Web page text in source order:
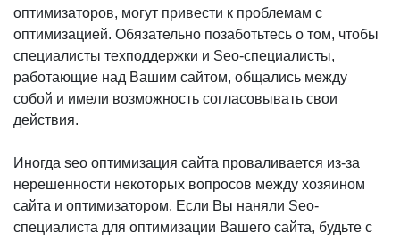
оптимизаторов, могут привести к проблемам с
оптимизацией. Обязательно позаботьтесь о том, чтобы
специалисты техподдержки и Seo-специалисты,
работающие над Вашим сайтом, общались между
собой и имели возможность согласовывать свои
действия.
Иногда seo оптимизация сайта проваливается из-за
нерешенности некоторых вопросов между хозяином
сайта и оптимизатором. Если Вы наняли Seo-
специалиста для оптимизации Вашего сайта, будьте с